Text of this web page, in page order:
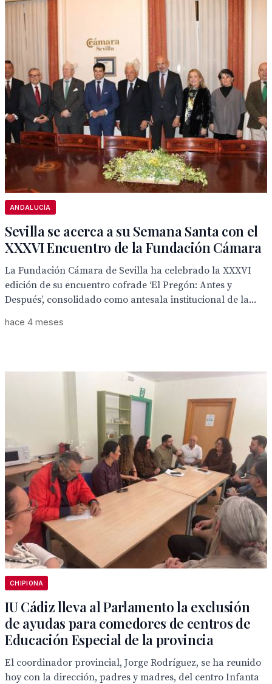
ANDALUCÍA
Sevilla se acerca a su Semana Santa con el
XXXVI Encuentro de la Fundación Cámara
La Fundación Cámara de Sevilla ha celebrado la XXXVI
edición de su encuentro cofrade ‘El Pregón: Antes y
Después’, consolidado como antesala institucional de la...
hace 4 meses
CHIPIONA
IU Cádiz lleva al Parlamento la exclusión
de ayudas para comedores de centros de
Educación Especial de la provincia
El coordinador provincial, Jorge Rodríguez, se ha reunido
hoy con la dirección, padres y madres, del centro Infanta